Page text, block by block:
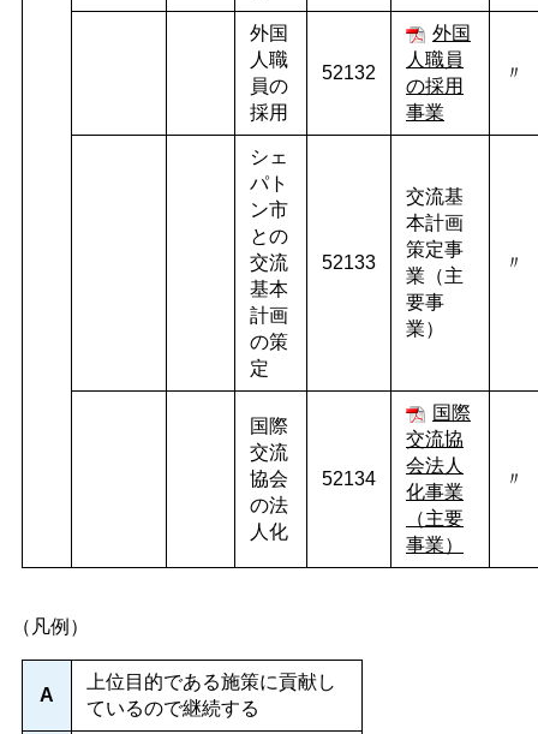
外国
人職
員の
採用
52132
外国
人職員
の採用
事業
〃
シェ
パト
ン市
との
交流
基本
計画
の策
定
52133
交流基
本計画
策定事
業（主
要事
業）
〃
国際
交流
協会
の法
人化
52134
国際
交流協
会法人
化事業
（主要
事業）
〃
（凡例）
A
上位目的である施策に貢献し
ているので継続する